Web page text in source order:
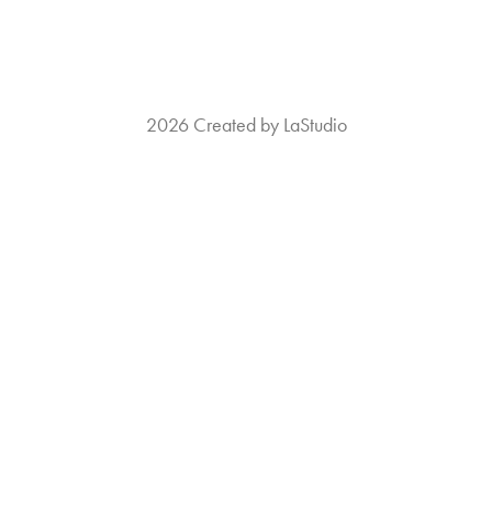
2026 Created by LaStudio